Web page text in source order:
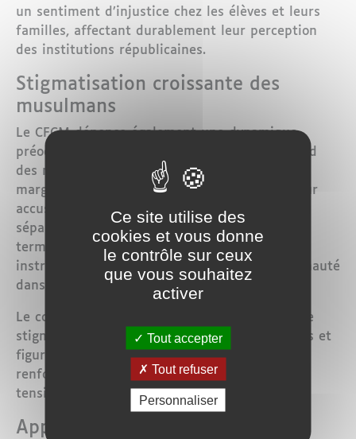
un sentiment d’injustice chez les élèves et leurs
familles, affectant durablement leur perception
des institutions républicaines.
Stigmatisation croissante des
musulmans
Le CFCM dénonce également une dynamique
préoccupante de suspicion généralisée à l’égard
des musulmans en France. Qu’ils soient
marginalisés ou réussissent, ils sont tour à tour
accusés de « communautarisme », de «
séparatisme » ou encore d’« entrisme ». Ces
termes flous et ambigus sont, selon le Conseil,
instrumentalisés pour discréditer une communauté
dans son ensemble.
Le communiqué alerte sur les dangers de cette
stigmatisation, encouragée par certains médias et
figures influentes. Une telle approche, loin de
renforcer la cohésion nationale, exacerbe les
tensions et nourrit les extrêmes.
Appel au discernement et à la
Ce site utilise des
cookies et vous donne
le contrôle sur ceux
que vous souhaitez
activer
Tout accepter
Tout refuser
Personnaliser